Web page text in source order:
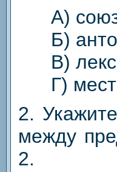
А)
Б)
В)
Г)
2.
между
2.